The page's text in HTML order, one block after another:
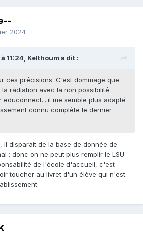
2024
11:24, Kelthoum a dit :
ces précisions. C'est dommage que
radiation avec la non possibilité
me semble plus adapté
connu complète le dernier
il disparait de la base de donnée de
: donc on ne peut plus remplir le LSU.
de l'école d'accueil, c'est
toucher au livret d'un élève qui n'est